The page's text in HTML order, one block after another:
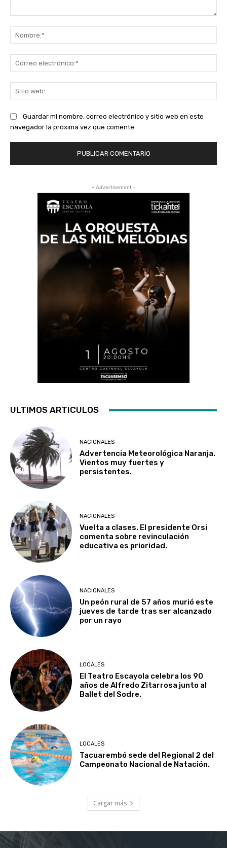
Guardar mi nombre, correo electrónico y sitio web en este
navegador la próxima vez que comente.
- Advertisement -
ULTIMOS ARTICULOS
NACIONALES
Advertencia Meteorológica Naranja.
Vientos muy fuertes y
persistentes.
NACIONALES
Vuelta a clases. El presidente Orsi
comenta sobre revinculación
educativa es prioridad.
NACIONALES
Un peón rural de 57 años murió este
jueves de tarde tras ser alcanzado
por un rayo
LOCALES
El Teatro Escayola celebra los 90
años de Alfredo Zitarrosa junto al
Ballet del Sodre.
LOCALES
Tacuarembó sede del Regional 2 del
Campeonato Nacional de Natación.
Cargar más